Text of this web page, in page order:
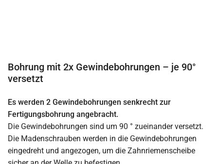
Bohrung mit 2x Gewindebohrungen – je 90°
versetzt
Es werden 2 Gewindebohrungen senkrecht zur
Fertigungsbohrung angebracht.
Die Gewindebohrungen sind um 90 ° zueinander versetzt.
Die Madenschrauben werden in die Gewindebohrungen
eingedreht und angezogen, um die Zahnriemenscheibe